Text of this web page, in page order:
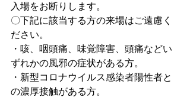
入場をお断りします。
〇下記に該当する方の来場はご遠慮く
ださい。
・咳、咽頭痛、味覚障害、頭痛などい
ずれかの風邪の症状がある方。
・新型コロナウイルス感染者陽性者と
の濃厚接触がある方。